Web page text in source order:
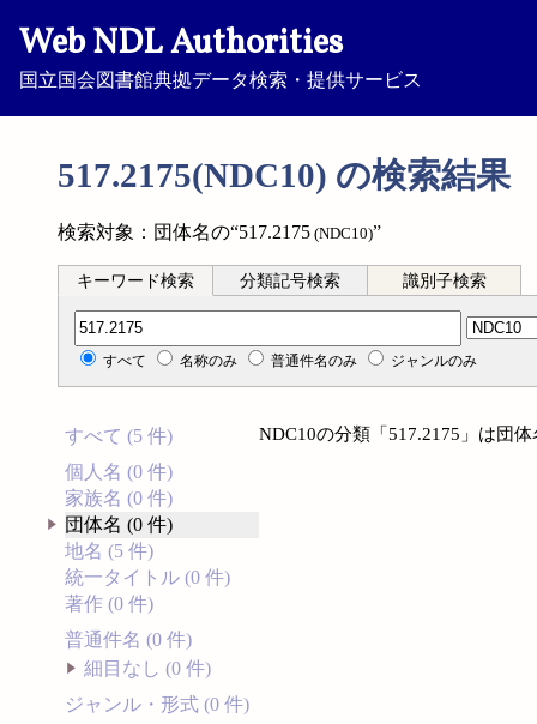
Web NDL Authorities
国立国会図書館典拠データ検索・提供サービス
517.2175(NDC10) の検索結果
検索対象：団体名の“517.2175 (NDC10)”
キーワード検索 分類記号検索 識別子検索
分類記号検索
すべて 名称のみ 普通件名のみ ジャンルのみ
すべて (5 件)
個人名 (0 件)
家族名 (0 件)
団体名 (0 件)
地名 (5 件)
統一タイトル (0 件)
著作 (0 件)
普通件名 (0 件)
細目なし (0 件)
ジャンル・形式 (0 件)
NDC10の分類「517.2175」は団